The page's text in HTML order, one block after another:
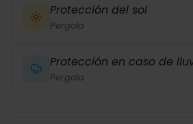
Protección del sol
Pergola
Protección en caso de
Pergola